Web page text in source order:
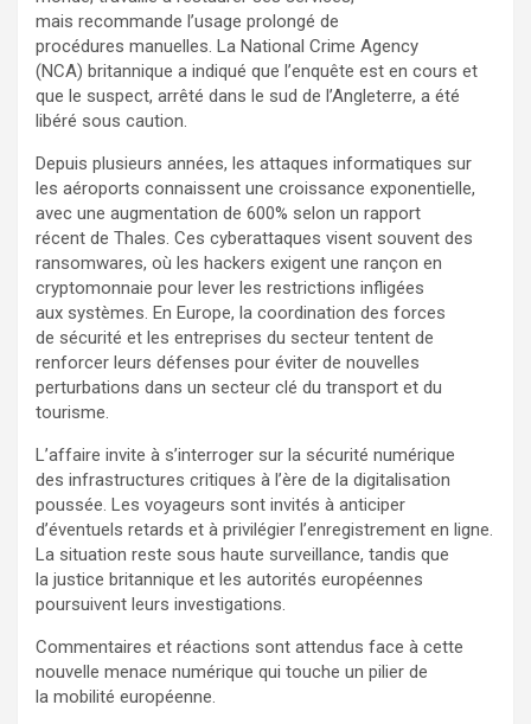
mais recommande l’usage prolongé de
procédures manuelles. La National Crime Agency
(NCA) britannique a indiqué que l’enquête est en cours et
que le suspect, arrêté dans le sud de l’Angleterre, a été
libéré sous caution.
Depuis plusieurs années, les attaques informatiques sur
les aéroports connaissent une croissance exponentielle,
avec une augmentation de 600% selon un rapport
récent de Thales. Ces cyberattaques visent souvent des
ransomwares, où les hackers exigent une rançon en
cryptomonnaie pour lever les restrictions infligées
aux systèmes. En Europe, la coordination des forces
de sécurité et les entreprises du secteur tentent de
renforcer leurs défenses pour éviter de nouvelles
perturbations dans un secteur clé du transport et du
tourisme.
L’affaire invite à s’interroger sur la sécurité numérique
des infrastructures critiques à l’ère de la digitalisation
poussée. Les voyageurs sont invités à anticiper
d’éventuels retards et à privilégier l’enregistrement en ligne.
La situation reste sous haute surveillance, tandis que
la justice britannique et les autorités européennes
poursuivent leurs investigations.
Commentaires et réactions sont attendus face à cette
nouvelle menace numérique qui touche un pilier de
la mobilité européenne.